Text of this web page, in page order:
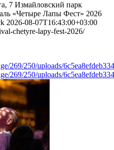
7 Измайловский парк
«Четыре Лапы Фест» 2026
2026-08-07T16:43:00+03:00
chetyre-lapy-fest-2026/
269/250/uploads/
269/250/uploads/